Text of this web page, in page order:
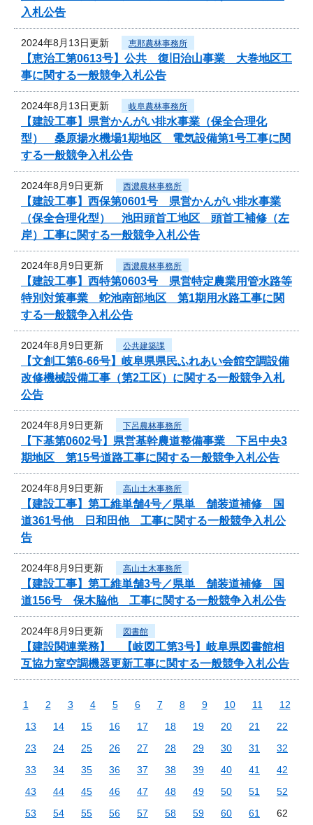
入札公告
2024年8月13日更新 恵那農林事務所
【恵治工第0613号】公共 復旧治山事業 大巻地区工
事に関する一般競争入札公告
2024年8月13日更新 岐阜農林事務所
【建設工事】県営かんがい排水事業（保全合理化
型） 桑原揚水機場1期地区 電気設備第1号工事に関
する一般競争入札公告
2024年8月9日更新 西濃農林事務所
【建設工事】西保第0601号 県営かんがい排水事業
（保全合理化型） 池田頭首工地区 頭首工補修（左
岸）工事に関する一般競争入札公告
2024年8月9日更新 西濃農林事務所
【建設工事】西特第0603号 県営特定農業用管水路等
特別対策事業 蛇池南部地区 第1期用水路工事に関
する一般競争入札公告
2024年8月9日更新 公共建築課
【文創工第6-66号】岐阜県県民ふれあい会館空調設備
改修機械設備工事（第2工区）に関する一般競争入札
公告
2024年8月9日更新 下呂農林事務所
【下基第0602号】県営基幹農道整備事業 下呂中央3
期地区 第15号道路工事に関する一般競争入札公告
2024年8月9日更新 高山土木事務所
【建設工事】第工維単舗4号／県単 舗装道補修 国
道361号他 日和田他 工事に関する一般競争入札公
告
2024年8月9日更新 高山土木事務所
【建設工事】第工維単舗3号／県単 舗装道補修 国
道156号 保木脇他 工事に関する一般競争入札公告
2024年8月9日更新 図書館
【建設関連業務】 【岐図工第3号】岐阜県図書館相
互協力室空調機器更新工事に関する一般競争入札公告
1 2 3 4 5 6 7 8 9 10 11
12
13
14 15 16 17 18 19 20 21
22
23
24 25 26 27 28 29 30 31
32
33
34 35 36 37 38 39 40 41
42
43
44 45 46 47 48 49 50 51
52
53
54 55 56 57 58 59 60 61
62